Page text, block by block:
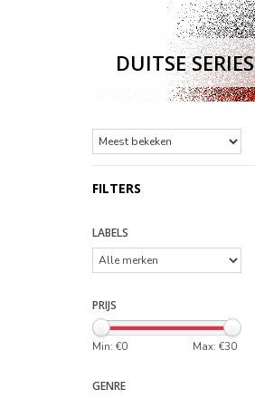
DUITSE SERIES
FILTERS
LABELS
PRIJS
Min: €0 Max: €30
GENRE